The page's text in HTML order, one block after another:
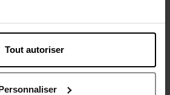
Tout autoriser